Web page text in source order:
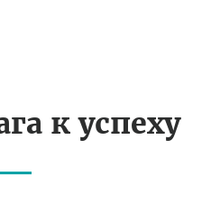
к успеху